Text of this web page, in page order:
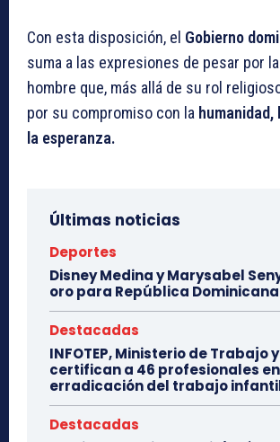
Con esta disposición, el Gobierno
suma a las expresiones de pesar por
hombre que, más allá de su rol
por su compromiso con la
la esperanza.
Últimas noticias
Deportes
Disney Medina y Marysabel
oro para República Dominicana
Destacadas
INFOTEP, Ministerio de Trabajo
certifican a 46 profesionales
erradicación del trabajo
Destacadas